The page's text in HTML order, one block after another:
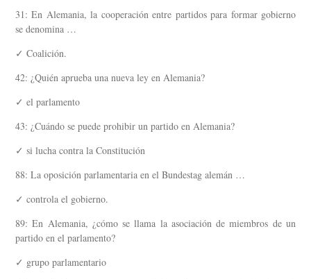
31: En Alemania, la cooperación entre partidos para formar gobierno
se denomina …
✓ Coalición.
42: ¿Quién aprueba una nueva ley en Alemania?
✓ el parlamento
43: ¿Cuándo se puede prohibir un partido en Alemania?
✓ si lucha contra la Constitución
88: La oposición parlamentaria en el Bundestag alemán …
✓ controla el gobierno.
89: En Alemania, ¿cómo se llama la asociación de miembros de un
partido en el parlamento?
✓ grupo parlamentario